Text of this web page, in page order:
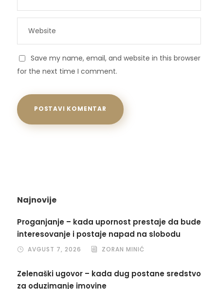
Save my name, email, and website in this browser
for the next time I comment.
Najnovije
Proganjanje – kada upornost prestaje da bude
interesovanje i postaje napad na slobodu
AVGUST 7, 2026 ZORAN MINIĆ
Zelenaški ugovor – kada dug postane sredstvo
za oduzimanje imovine